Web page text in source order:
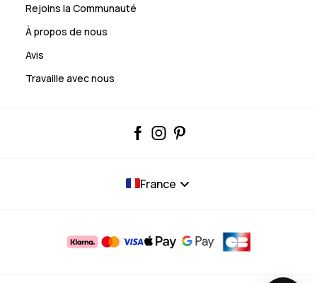
Rejoins la Communauté
À propos de nous
Avis
Travaille avec nous
France